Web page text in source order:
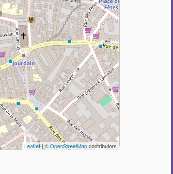
Leaflet| ©OpenStreetMapcontributors